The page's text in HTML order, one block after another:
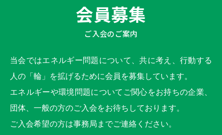
会員募集
ご入会のご案内
当会ではエネルギー問題について、共に考え、行動する
人の「輪」を拡げるために会員を募集しています。
エネルギーや環境問題についてご関心をお持ちの企業、
団体、一般の方のご入会をお待ちしております。
ご入会希望の方は事務局までご連絡ください。